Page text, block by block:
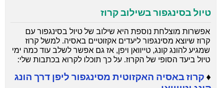
טיול בסינגפור בשילוב קרוז
אפשרות מוצלחת נוספת היא שילוב של טיול בסינגפור עם
קרוז שיוצא מסינגפור ליעדים אקזוטיים באסיה. למשל קרוז
שמגיע להונג קונג, טייוואן ויפן, אז גם אפשר לשלב עוד כמה ימי
טיול ביעד הסופי של הקרוז. על כך תוכלו לקרוא בכתבות שלי:
♦קרוז באסיה האקזוטית מסינגפור ליפן דרך הונג